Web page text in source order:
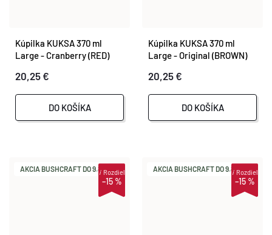
Kúpilka KUKSA 370 ml
Large - Cranberry (RED)
20,25 €
DO KOŠÍKA
Kúpilka KUKSA 370 ml
Large - Original (BROWN)
20,25 €
DO KOŠÍKA
AKCIA BUSHCRAFT DO 9.8.
–15 %
iRozdiel AKCIA BUSHCRAFT DO 9.8.
–15 %
iRozdiel